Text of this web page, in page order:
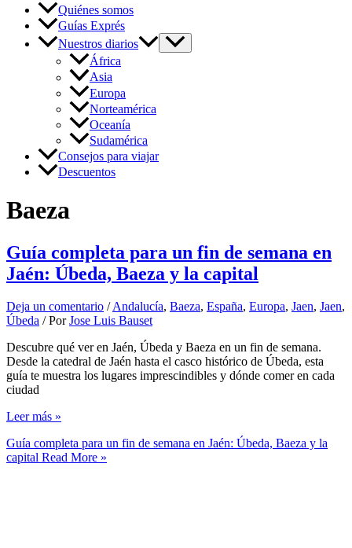
Quiénes somos
Guías Exprés
Nuestros diarios
África
Asia
Europa
Norteamérica
Oceanía
Sudamérica
Consejos para viajar
Descuentos
Baeza
Guía completa para un fin de semana en
Jaén: Úbeda, Baeza y la capital
Deja un comentario /Andalucía, Baeza, España, Europa, Jaen, Jaen,
Úbeda / PorJose Luis Bauset
Descubre qué ver en Jaén, Úbeda y Baeza en un fin de semana.
Desde la catedral de Jaén hasta el casco histórico de Úbeda, esta
guía te muestra los lugares imprescindibles y dónde comer en cada
ciudad
Leer más »
Guía completa para un fin de semana en Jaén: Úbeda, Baeza y la
capital Read More »